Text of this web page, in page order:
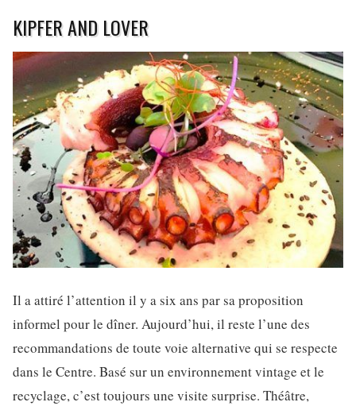
KIPFER AND LOVER
Il a attiré l’attention il y a six ans par sa proposition
informel pour le dîner. Aujourd’hui, il reste l’une des
recommandations de toute voie alternative qui se respecte
dans le Centre. Basé sur un environnement vintage et le
recyclage, c’est toujours une visite surprise. Théâtre,